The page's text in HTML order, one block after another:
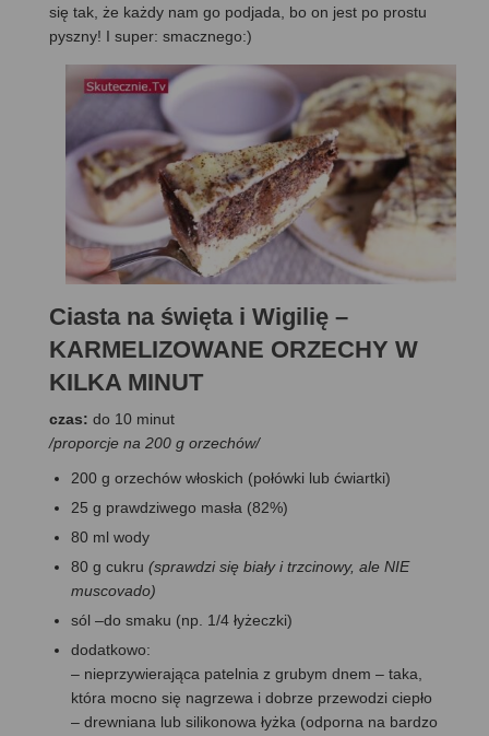
się tak, że każdy nam go podjada, bo on jest po prostu
pyszny! I super: smacznego:)
Ciasta na święta i Wigilię –
KARMELIZOWANE ORZECHY W
KILKA MINUT
czas: do 10 minut
/proporcje na 200 g orzechów/
200 g orzechów włoskich (połówki lub ćwiartki)
25 g prawdziwego masła (82%)
80 ml wody
80 g cukru (sprawdzi się biały i trzcinowy, ale NIE
muscovado)
sól –do smaku (np. 1/4 łyżeczki)
dodatkowo:
– nieprzywierająca patelnia z grubym dnem – taka,
która mocno się nagrzewa i dobrze przewodzi ciepło
– drewniana lub silikonowa łyżka (odporna na bardzo